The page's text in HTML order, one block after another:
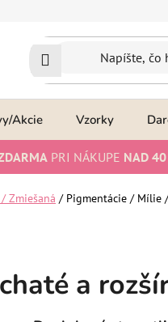
Akcie Vzorky
PRI NÁKUPE NAD
Zmiešaná / Pigmentácie / Mílie
a